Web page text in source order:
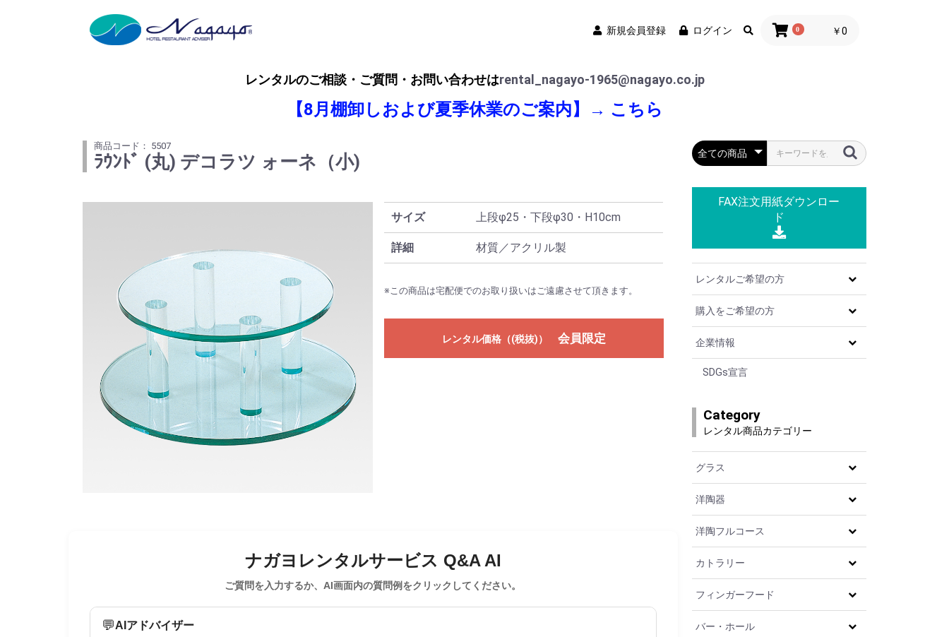
新規会員登録 ログイン 0 ￥0
レンタルのご相談・ご質問・お問い合わせはrental_nagayo-1965@nagayo.co.jp
【8月棚卸しおよび夏季休業のご案内】→ こちら
商品コード： 5507
ﾗｳﾝﾄﾞ (丸) デコラツ ォーネ（小)
サイズ 上段φ25・下段φ30・H10cm
詳細 材質／アクリル製
※この商品は宅配便でのお取り扱いはご遠慮させて頂きます。
レンタル価格（(税抜)） 会員限定
ナガヨレンタルサービス Q&A AI
ご質問を入力するか、AI画面内の質問例をクリックしてください。
💬AIアドバイザー
FAX注文用紙ダウンロー
ド
レンタルご希望の方
購入をご希望の方
企業情報
SDGs宣言
Category
レンタル商品カテゴリー
グラス
洋陶器
洋陶フルコース
カトラリー
フィンガーフード
バー・ホール